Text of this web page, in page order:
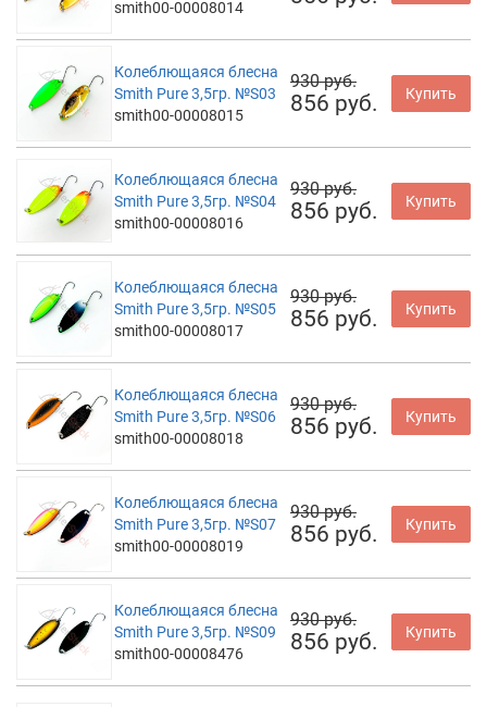
smith00-00008014
Колеблющаяся блесна
Smith Pure 3,5гр. №S03
smith00-00008015
930 руб.
856 руб. Купить
Колеблющаяся блесна
Smith Pure 3,5гр. №S04
smith00-00008016
930 руб.
856 руб. Купить
Колеблющаяся блесна
Smith Pure 3,5гр. №S05
smith00-00008017
930 руб.
856 руб. Купить
Колеблющаяся блесна
Smith Pure 3,5гр. №S06
smith00-00008018
930 руб.
856 руб. Купить
Колеблющаяся блесна
Smith Pure 3,5гр. №S07
smith00-00008019
930 руб.
856 руб. Купить
Колеблющаяся блесна
Smith Pure 3,5гр. №S09
smith00-00008476
930 руб.
856 руб. Купить